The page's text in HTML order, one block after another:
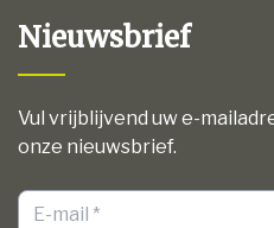
Nieuwsbrief
Vul vrijblijvend uw e-
onze nieuwsbrief.